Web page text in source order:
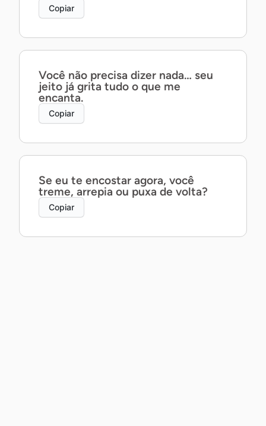
Copiar
Você não precisa dizer nada… seu
jeito já grita tudo o que me
encanta.
Copiar
Se eu te encostar agora, você
treme, arrepia ou puxa de volta?
Copiar